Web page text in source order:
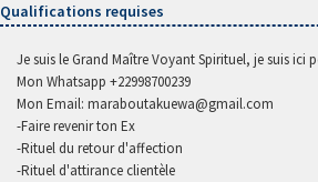
Qualifications requises
Je suis le Grand Maître Voyant Spirituel, je suis
Mon Whatsapp +22998700239
Mon Email: maraboutakuewa@gmail.com
-Faire revenir ton Ex
-Rituel du retour d'affection
-Rituel d'attirance clientèle